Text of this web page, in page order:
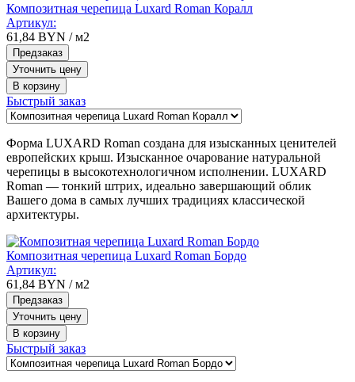
Композитная черепица Luxard Roman Коралл
Артикул:
61,84 BYN / м2
Предзаказ
Уточнить цену
В корзину
Быстрый заказ
Форма LUXARD Roman создана для изысканных ценителей
европейских крыш. Изысканное очарование натуральной
черепицы в высокотехнологичном исполнении. LUXARD
Roman — тонкий штрих, идеально завершающий облик
Вашего дома в самых лучших традициях классической
архитектуры.
Композитная черепица Luxard Roman Бордо
Артикул:
61,84 BYN / м2
Предзаказ
Уточнить цену
В корзину
Быстрый заказ